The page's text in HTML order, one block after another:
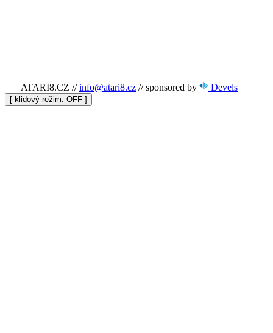
ATARI8.CZ // info@atari8.cz // sponsored by Devels
[ klidový režim: ]